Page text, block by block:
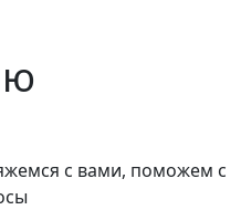
с вами, поможем с